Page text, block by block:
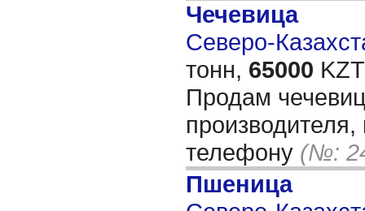
Чечевица
Северо-
тонн, 65000
Продам
телефону (№:
Пшеница